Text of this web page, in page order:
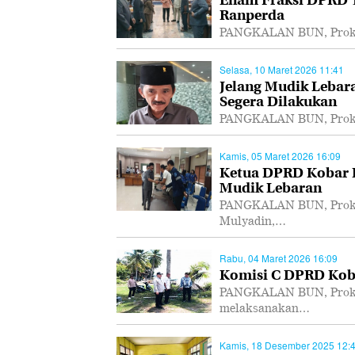
Ranperda
PANGKALAN BUN,
Selasa, 10 Maret 2026 11:41
Jelang Mudik
Segera Dilakukan
PANGKALAN BUN,
Kamis, 05 Maret 2026 16:09
Ketua DPRD Kobar
Mudik Lebaran
PANGKALAN BUN,
Mulyadin,…
Rabu, 04 Maret 2026 16:09
Komisi C DPRD
PANGKALAN BUN,
melaksanakan…
Kamis, 18 Desember 2025